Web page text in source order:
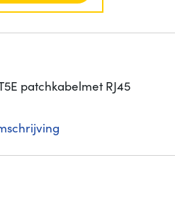
patchkabelmet RJ45